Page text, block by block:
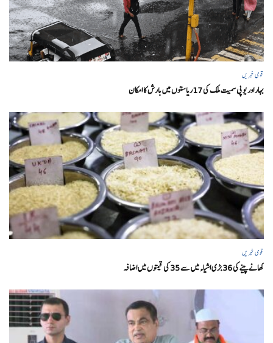
قومی خبریں
بہار اور یو پی سمیت ملک کی 17ریاستوں میں بارش کا امکان
قومی خبریں
کھانے پینے کی 36 بڑی اشیاء میں سے 35 کی قیمتوں میں اضافہ